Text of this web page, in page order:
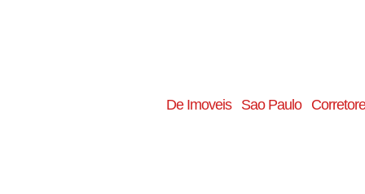
De Imoveis Sao Paulo